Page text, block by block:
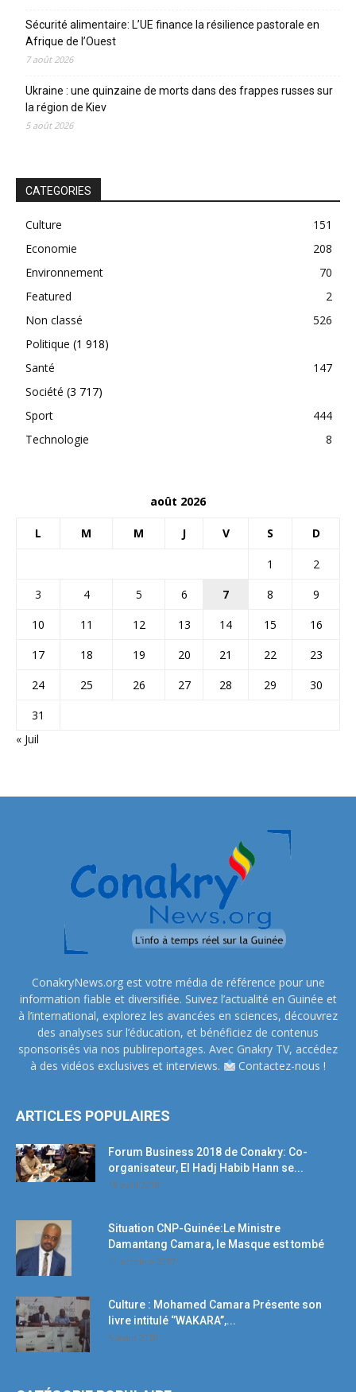
Sécurité alimentaire: L’UE finance la résilience pastorale en
Afrique de l’Ouest
7 août 2026
Ukraine : une quinzaine de morts dans des frappes russes sur
la région de Kiev
5 août 2026
CATEGORIES
Culture
151
Economie
208
Environnement
70
Featured
2
Non classé
526
Politique (1 918)
Santé
147
Société (3 717)
Sport
444
Technologie
8
août 2026
L M M J V S D
1
2
3
4 5 6 7 8
9
10
11 12 13 14 15
16
17
18 19 20 21 22
23
24
25 26 27 28 29
30
31
« Juil
ConakryNews.org est votre média de référence pour une
information fiable et diversifiée. Suivez l’actualité en Guinée et
à l’international, explorez les avancées en sciences, découvrez
des analyses sur l’éducation, et bénéficiez de contenus
sponsorisés via nos publireportages. Avec Gnakry TV, accédez
à des vidéos exclusives et interviews.
Contactez-nous !
ARTICLES POPULAIRES
Forum Business 2018 de Conakry: Co-
organisateur, El Hadj Habib Hann se...
19 avril 2018
Situation CNP-Guinée:Le Ministre
Damantang Camara, le Masque est tombé
11 octobre 2017
Culture : Mohamed Camara Présente son
livre intitulé ‘’WAKARA’’,...
5 mars 2018